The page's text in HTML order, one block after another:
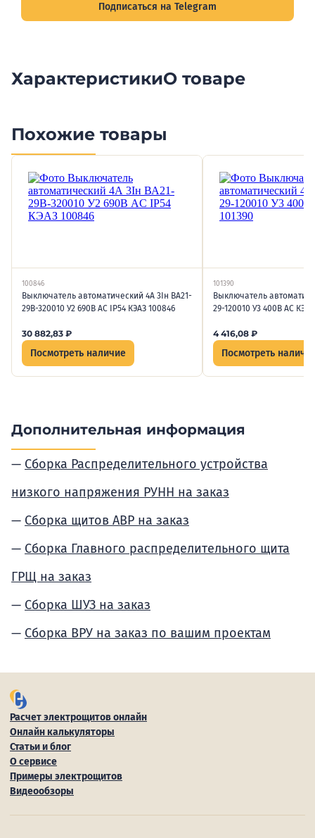
Подписаться на Telegram
ХарактеристикиО товаре
Похожие товары
100846
Выключатель автоматический 4А 3Iн ВА21-
29В-320010 У2 690В AC IP54 КЭАЗ 100846
30 882,83 ₽
Посмотреть наличие
101390
Выключатель
29-120010 У3 400В AC
4 416,08 ₽
Посмотреть
Дополнительная информация
Сборка Распределительного устройства
низкого напряжения РУНН на заказ
Сборка щитов АВР на заказ
Сборка Главного распределительного щита
ГРЩ на заказ
Сборка ШУЗ на заказ
Сборка ВРУ на заказ по вашим проектам
Расчет электрощитов онлайн
Онлайн калькуляторы
Статьи и блог
О сервисе
Примеры электрощитов
Видеообзоры